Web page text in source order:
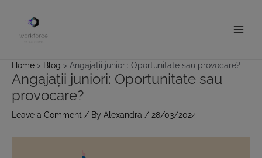
Home Blog Angajații juniori: Oportunitate sau provocare?
Angajații juniori: Oportunitate sau
provocare?
Leave a Comment / By Alexandra / 28/03/2024